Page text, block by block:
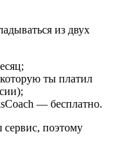
из двух
ты платил
— бесплатно.
поэтому